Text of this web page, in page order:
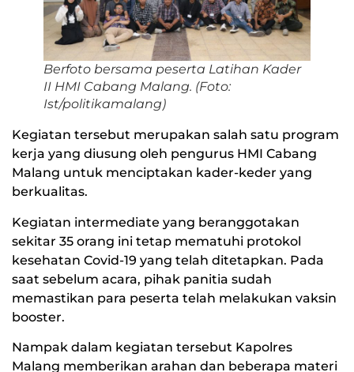
Berfoto bersama peserta Latihan Kader
II HMI Cabang Malang. (Foto:
Ist/politikamalang)
Kegiatan tersebut merupakan salah satu program
kerja yang diusung oleh pengurus HMI Cabang
Malang untuk menciptakan kader-keder yang
berkualitas.
Kegiatan intermediate yang beranggotakan
sekitar 35 orang ini tetap mematuhi protokol
kesehatan Covid-19 yang telah ditetapkan. Pada
saat sebelum acara, pihak panitia sudah
memastikan para peserta telah melakukan vaksin
booster.
Nampak dalam kegiatan tersebut Kapolres
Malang memberikan arahan dan beberapa materi